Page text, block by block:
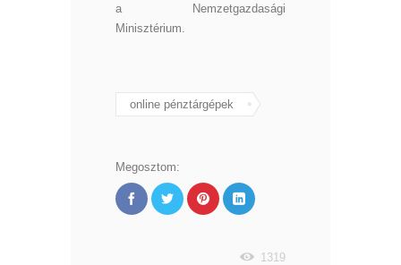
a Nemzetgazdasági
Minisztérium.
online pénztárgépek
Megosztom:
1319